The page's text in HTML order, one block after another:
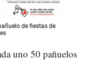
de fiestas de
uno 50 pañuelos